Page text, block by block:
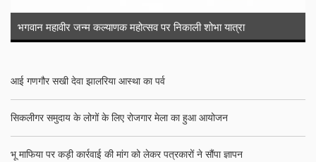
भगवान महावीर जन्म कल्याणक महोत्सव पर निकाली शोभा यात्रा
आई गणगौर सखी देवा झालरिया आस्था का पर्व
सिकलीगर समुदाय के लोगों के लिए रोजगार मेला का हुआ आयोजन
भू माफिया पर कड़ी कार्रवाई की मांग को लेकर पत्रकारों ने सौंपा ज्ञापन